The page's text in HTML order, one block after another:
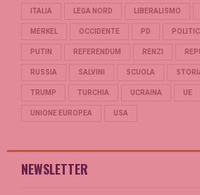
ITALIA LEGA NORD LIBERALISMO
MERKEL OCCIDENTE PD
PUTIN REFERENDUM RENZI
RUSSIA SALVINI SCUOLA
TRUMP TURCHIA UCRAINA UE
UNIONE EUROPEA USA
NEWSLETTER